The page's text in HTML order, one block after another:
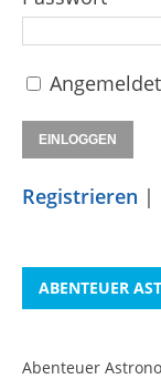
Registrieren |
ABENTEUER
Abenteuer